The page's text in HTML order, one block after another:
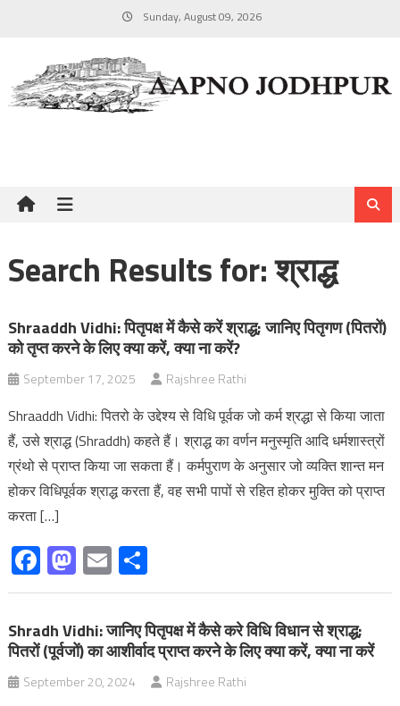
Sunday, August 09, 2026
Search Results for:श्राद्ध
Shraaddh Vidhi: पितृपक्ष में कैसे करें श्राद्ध; जानिए पितृगण (पितरों)
को तृप्त करने के लिए क्या करें, क्या ना करें?
September 17, 2025 Rajshree Rathi
Shraaddh Vidhi: पितरो के उद्देश्य से विधि पूर्वक जो कर्म श्रद्धा से किया जाता
हैं, उसे श्राद्ध (Shraddh) कहते हैं। श्राद्ध का वर्णन मनुस्मृति आदि धर्मशास्त्रों
ग्रंथो से प्राप्त किया जा सकता हैं। कर्मपुराण के अनुसार जो व्यक्ति शान्त मन
होकर विधिपूर्वक श्राद्ध करता हैं, वह सभी पापों से रहित होकर मुक्ति को प्राप्त
करता […]
Facebook
Mastodon
EmailShare
Shradh Vidhi: जानिए पितृपक्ष में कैसे करे विधि विधान से श्राद्ध;
पितरों (पूर्वजों) का आशीर्वाद प्राप्त करने के लिए क्या करें, क्या ना करें
September 20, 2024 Rajshree Rathi